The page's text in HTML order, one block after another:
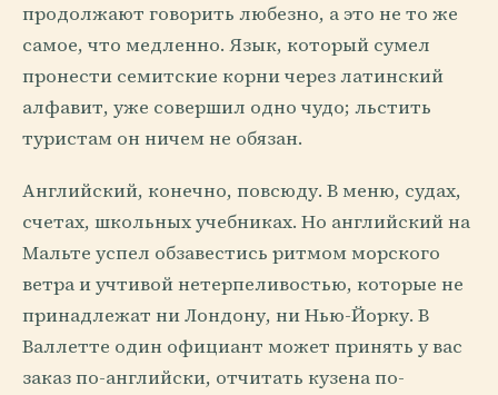
продолжают говорить любезно, а это не то же
самое, что медленно. Язык, который сумел
пронести семитские корни через латинский
алфавит, уже совершил одно чудо; льстить
туристам он ничем не обязан.
Английский, конечно, повсюду. В меню, судах,
счетах, школьных учебниках. Но английский на
Мальте успел обзавестись ритмом морского
ветра и учтивой нетерпеливостью, которые не
принадлежат ни Лондону, ни Нью-Йорку. В
Валлетте один официант может принять у вас
заказ по-английски, отчитать кузена по-